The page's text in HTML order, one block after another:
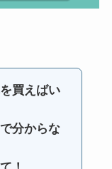
買えばい
分からな